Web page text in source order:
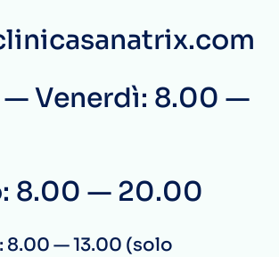
— Venerdì: 8.00 —
8.00 — 20.00
8.00 — 13.00 (solo